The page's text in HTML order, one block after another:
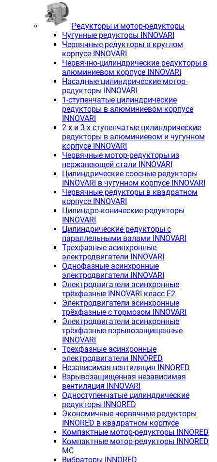
Редукторы и мотор-редукторы
Чугунные редукторы INNOVARI
Червячные редукторы в круглом
корпусе INNOVARI
Червячно-цилиндрические редукторы в
алюминиевом корпусе INNOVARI
Насадные цилиндрические мотор-
редукторы INNOVARI
1-ступенчатые цилиндрические
редукторы в алюминиевом корпусе
INNOVARI
2-х и 3-х ступенчатые цилиндрические
редукторы в алюминиевом и чугунном
корпусе INNOVARI
Червячные мотор-редукторы из
нержавеющей стали INNOVARI
Цилиндрические соосные редукторы
INNOVARI в чугунном корпусе INNOVARI
Червячные редукторы в квадратном
корпусе INNOVARI
Цилиндро-конические редукторы
INNOVARI
Цилиндрические редукторы с
параллельными валами INNOVARI
Трехфазные асинхронные
электродвигатели INNOVARI
Однофазные асинхронные
электродвигатели INNOVARI
Электродвигатели асинхронные
трёхфазные INNOVARI класс E2
Электродвигатели асинхронные
трёхфазные с тормозом INNOVARI
Электродвигатели асинхронные
трёхфазные взрывозащищенные
INNOVARI
Трехфазные асинхронные
электродвигатели INNORED
Независимая вентиляция INNORED
Взрывозащищенная независимая
вентиляция INNOVARI
Одноступенчатые цилиндрические
редукторы INNORED
Экономичные червячные редукторы
INNORED в квадратном корпусе
Компактные мотор-редукторы INNORED
Компактные мотор-редукторы INNORED
MC
Вибраторы INNORED